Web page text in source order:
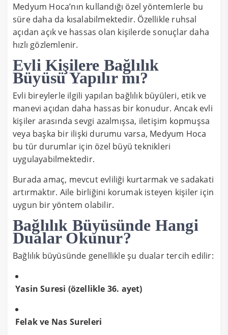
Medyum Hoca’nın kullandığı özel yöntemlerle bu
süre daha da kısalabilmektedir. Özellikle ruhsal
açıdan açık ve hassas olan kişilerde sonuçlar daha
hızlı gözlemlenir.
Evli Kişilere Bağlılık
Büyüsü Yapılır mı?
Evli bireylerle ilgili yapılan bağlılık büyüleri, etik ve
manevi açıdan daha hassas bir konudur. Ancak evli
kişiler arasında sevgi azalmışsa, iletişim kopmuşsa
veya başka bir ilişki durumu varsa, Medyum Hoca
bu tür durumlar için özel büyü teknikleri
uygulayabilmektedir.
Burada amaç, mevcut evliliği kurtarmak ve sadakati
artırmaktır. Aile birliğini korumak isteyen kişiler için
uygun bir yöntem olabilir.
Bağlılık Büyüsünde Hangi
Dualar Okunur?
Bağlılık büyüsünde genellikle şu dualar tercih edilir:
Yasin Suresi (özellikle 36. ayet)
Felak ve Nas Sureleri